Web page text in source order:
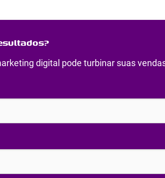
digital pode turbinar suas